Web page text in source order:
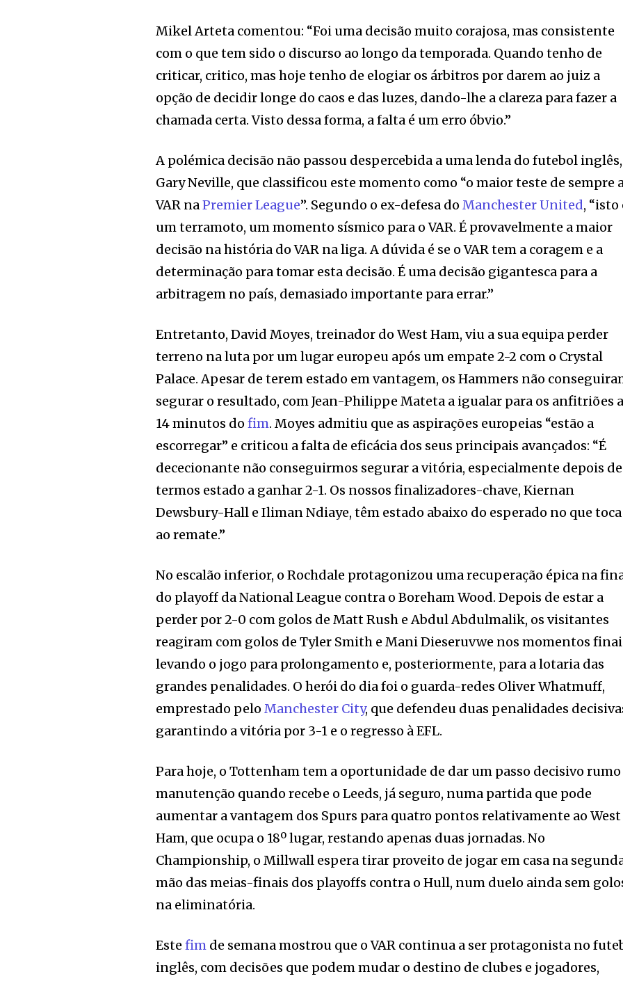
Mikel Arteta comentou: “Foi uma decisão muito corajosa, mas consistente
com o que tem sido o discurso ao longo da temporada. Quando tenho de
criticar, critico, mas hoje tenho de elogiar os árbitros por darem ao juiz a
opção de decidir longe do caos e das luzes, dando-lhe a clareza para fazer a
chamada certa. Visto dessa forma, a falta é um erro óbvio.”
A polémica decisão não passou despercebida a uma lenda do futebol inglês,
Gary Neville, que classificou este momento como “o maior teste de sempre
VAR naPremier League”. Segundo o ex-defesa doManchester United, “isto
um terramoto, um momento sísmico para o VAR. É provavelmente a maior
decisão na história do VAR na liga. A dúvida é se o VAR tem a coragem e a
determinação para tomar esta decisão. É uma decisão gigantesca para a
arbitragem no país, demasiado importante para errar.”
Entretanto, David Moyes, treinador do West Ham, viu a sua equipa perder
terreno na luta por um lugar europeu após um empate 2-2 com o Crystal
Palace. Apesar de terem estado em vantagem, os Hammers não
segurar o resultado, com Jean-Philippe Mateta a igualar para os anfitriões a
14 minutos dofim. Moyes admitiu que as aspirações europeias “estão a
escorregar” e criticou a falta de eficácia dos seus principais avançados: “É
dececionante não conseguirmos segurar a vitória, especialmente depois de
termos estado a ganhar 2-1. Os nossos finalizadores-chave, Kiernan
Dewsbury-Hall e Iliman Ndiaye, têm estado abaixo do esperado no que toca
ao remate.”
No escalão inferior, o Rochdale protagonizou uma recuperação épica na
do playoff da National League contra o Boreham Wood. Depois de estar a
perder por 2-0 com golos de Matt Rush e Abdul Abdulmalik, os visitantes
reagiram com golos de Tyler Smith e Mani Dieseruvwe nos momentos
levando o jogo para prolongamento e, posteriormente, para a lotaria das
grandes penalidades. O herói do dia foi o guarda-redes Oliver Whatmuff,
emprestado peloManchester City, que defendeu duas penalidades
garantindo a vitória por 3-1 e o regresso à EFL.
Para hoje, o Tottenham tem a oportunidade de dar um passo decisivo rumo
manutenção quando recebe o Leeds, já seguro, numa partida que pode
aumentar a vantagem dos Spurs para quatro pontos relativamente ao West
Ham, que ocupa o 18º lugar, restando apenas duas jornadas. No
Championship, o Millwall espera tirar proveito de jogar em casa na
mão das meias-finais dos playoffs contra o Hull, num duelo ainda sem
na eliminatória.
Estefim de semana mostrou que o VAR continua a ser protagonista no
inglês, com decisões que podem mudar o destino de clubes e jogadores,